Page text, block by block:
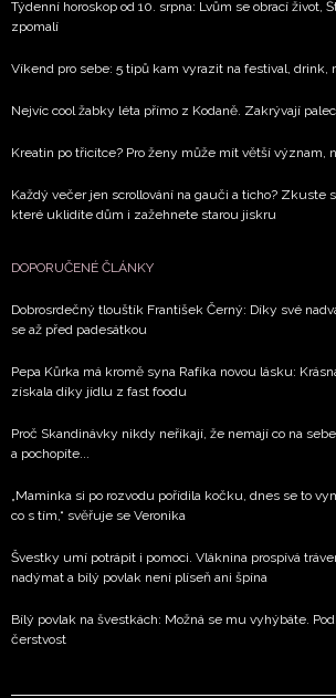
Týdenní horoskop od 10. srpna: Lvům se obrací život,
zpomalí
Víkend pro sebe: 5 tipů kam vyrazit na festival, drink,
Nejvíc cool žabky léta přímo z Kodaně. Zakrývají
Kreatin po třicítce? Pro ženy může mít větší význam,
Každý večer jen scrollování na gauči a ticho? Zkuste
které uklidíte dům i zažehnete starou jiskru
DOPORUČENÉ ČLÁNKY
Dobrosrdečný tlouštík František Černý: Díky své
se až před padesátkou
Pepa Kůrka má kromě syna Rafíka novou lásku:
získala díky jídlu z fast foodu
Proč Skandinávky nikdy neříkají, že nemají co na
a pochopíte...
„Maminka si po rozvodu pořídila kočku, dnes se to
co s tím,“ svěřuje se Veronika
Švestky umí potrápit i pomoci. Vláknina prospívá
nadýmat a bílý povlak není plíseň ani špína
Bílý povlak na švestkách: Možná se mu vyhýbáte.
čerstvost